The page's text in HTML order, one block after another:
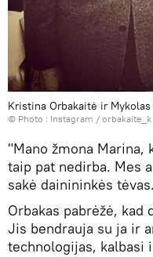
Kristina Orbakaitė ir Mykolas
© Photo : Instagram / orbakaite_k
"Mano žmona Marina,
taip pat nedirba. Mes
sakė dainininkės tėvas.
Orbakas pabrėžė, kad
Jis bendrauja su ja ir
technologijas, kalbasi